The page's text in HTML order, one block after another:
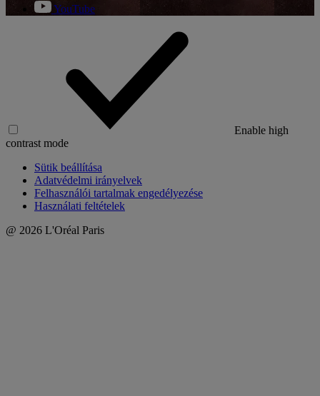
YouTube
Enable high
contrast mode
Sütik beállítása
Adatvédelmi irányelvek
Felhasználói tartalmak engedélyezése
Használati feltételek
@ 2026 L'Oréal Paris